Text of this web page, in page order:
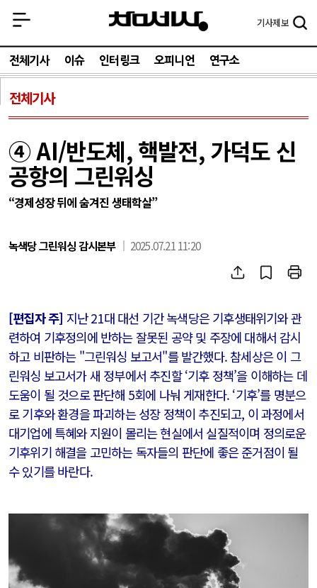
기사제보
전체기사 이슈 인터링크 오피니언 연구소
전체기사
④ AI/반도체, 핵발전, 가덕도 신
공항의 그린워싱
“경제성장 뒤에 숨겨진 생태학살”
녹색당 그린워싱 감시본부 2025.07.21 11:20
[편집자 주] 지난 21대 대선 기간 녹색당은 기후생태위기와 관
련하여 기후정의에 반하는 잘못된 공약 및 주장에 대해서 감시
하고 비판하는 "그린워싱 보고서"를 발간했다. 참세상은 이 그
린워싱 보고서가 새 정부에서 추진할 ‘기후 정책’을 이해하는 데
도움이 될 것으로 판단해 5회에 나눠 게재한다. ‘기후’를 명분으
로 기후와 환경을 파괴하는 성장 정책이 추진되고, 이 과정에서
대기업에 특혜와 지원이 몰리는 현실에서 실질적이며 정의로운
기후위기 해결을 고민하는 독자들의 판단에 좋은 준거점이 될
수 있기를 바란다.